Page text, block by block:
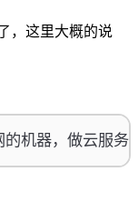
，这里大概的说
机器，做云服